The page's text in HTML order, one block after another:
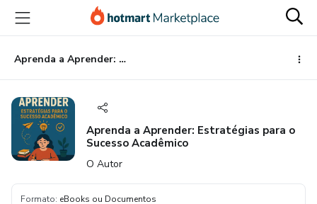
para
conteúdo
principal
para
pagamento
para
rodapé
Aprenda a Aprender: Estratégias para o Sucesso Acadêmico
Aprenda a Aprender: Estratégias para o
Sucesso Acadêmico
O Autor
Formato: eBooks ou Documentos